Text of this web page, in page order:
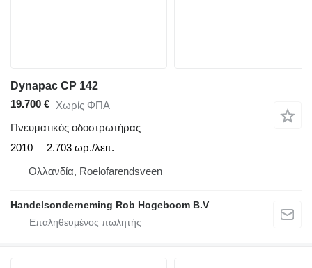
Dynapac CP 142
19.700 € Χωρίς ΦΠΑ
Πνευματικός οδοστρωτήρας
2010
2.703 ωρ./λειτ.
Ολλανδία, Roelofarendsveen
Handelsonderneming Rob Hogeboom B.V